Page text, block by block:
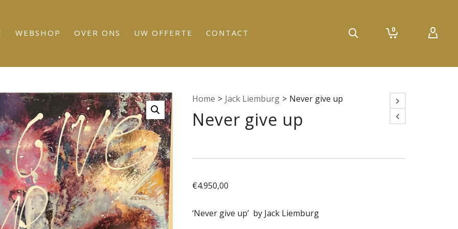
WEBSHOP OVER ONS UW OFFERTE CONTACT 0
Home > Jack Liemburg > Never give up
Never give up
€4.950,00
‘Never give up’ by Jack Liemburg